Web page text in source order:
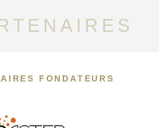
FONDATEURS